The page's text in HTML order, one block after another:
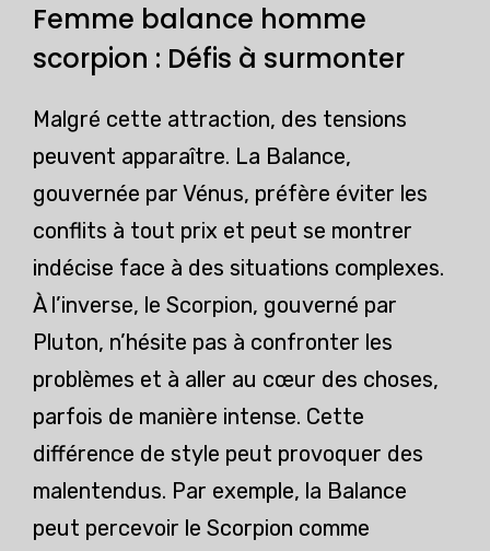
Femme balance homme
scorpion : Défis à surmonter
Malgré cette attraction, des tensions
peuvent apparaître. La Balance,
gouvernée par Vénus, préfère éviter les
conflits à tout prix et peut se montrer
indécise face à des situations complexes.
À l’inverse, le Scorpion, gouverné par
Pluton, n’hésite pas à confronter les
problèmes et à aller au cœur des choses,
parfois de manière intense. Cette
différence de style peut provoquer des
malentendus. Par exemple, la Balance
peut percevoir le Scorpion comme